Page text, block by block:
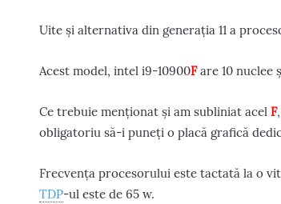
Uite și alternativa din generația 11 a
Acest model, intel i9-10900Fare 10 nuclee
Ce trebuie menționat și am subliniat acel F
obligatoriu să-i puneți o placă grafică
Frecvența procesorului este tactată la o
TDP-ul este de 65 w.